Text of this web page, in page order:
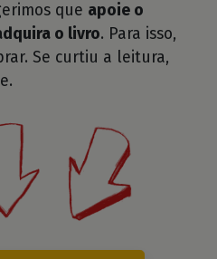
que apoie o
o livro. Para isso,
Se curtiu a leitura,